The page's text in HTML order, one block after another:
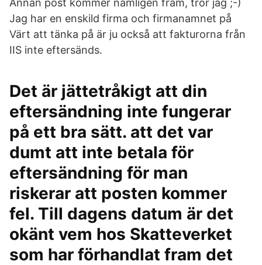
Annan post kommer nämligen fram, tror jag ;-)
Jag har en enskild firma och firmanamnet på
Värt att tänka på är ju också att fakturorna från
IIS inte eftersänds.
Det är jättetråkigt att din
eftersändning inte fungerar
på ett bra sätt. att det var
dumt att inte betala för
eftersändning för man
riskerar att posten kommer
fel. Till dagens datum är det
okänt vem hos Skatteverket
som har förhandlat fram det